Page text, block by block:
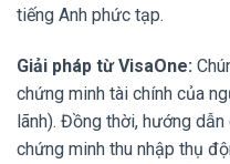
tiếng Anh phức tạp.
Giải pháp từ VisaOne:
chứng minh tài chính của
lãnh). Đồng thời, hướng
chứng minh thu nhập thụ